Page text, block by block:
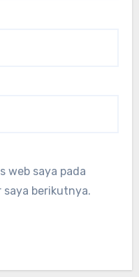
web saya pada
berikutnya.